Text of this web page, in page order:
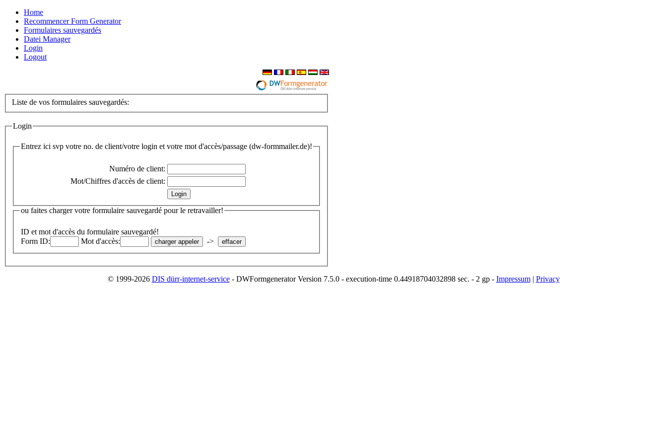
Home
Recommencer Form Generator
Formulaires sauvegardés
Datei Manager
Login
Logout
Liste de vos formulaires sauvegardés:
Login
Entrez ici svp votre no. de client/votre login et votre mot d'accès/passage (dw-formmailer.de)!
Numéro de client:
Mot/Chiffres d'accès de client:
ou faites charger votre formulaire sauvegardé pour le retravailler!
ID et mot d'accès du formulaire sauvegardé!
Form ID:
Mot d'accès: ->
© 1999-2026 DIS dürr-internet-service- DWFormgenerator Version 7.5.0 - execution-time 0.44918704032898 sec. - 2 gp - Impressum| Privacy